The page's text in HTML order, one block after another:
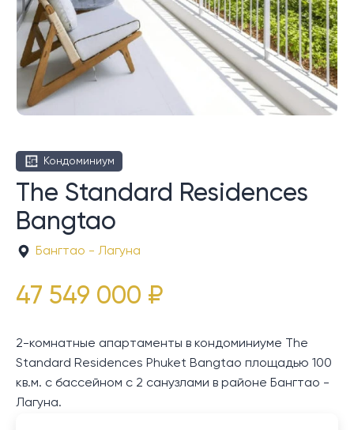
Кондоминиум
The Standard Residences
Bangtao
Бангтао - Лагуна
47 549 000 ₽
2-комнатные апартаменты в кондоминиуме The
Standard Residences Phuket Bangtao площадью 100
кв.м. с бассейном с 2 санузлами в районе Бангтао -
Лагуна.